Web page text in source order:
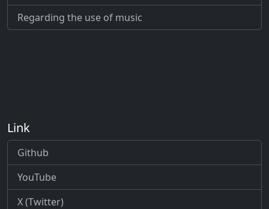
Regarding the use of music
Link
Github
YouTube
X (Twitter)